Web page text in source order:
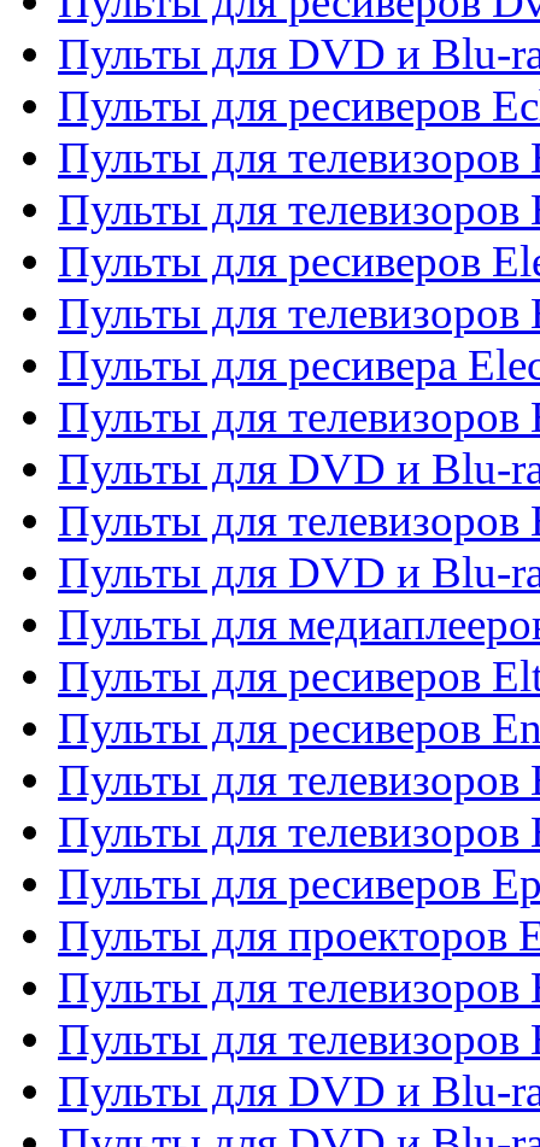
Пульты для DVD и Blu-
Пульты для ресиверов
Пульты для телевизоров
Пульты для телевизоров
Пульты для ресиверов
Пульты для телевизоров
Пульты для ресивера
Пульты для телевизоров
Пульты для DVD и Blu-
Пульты для телевизоров
Пульты для DVD и Blu-
Пульты для
Пульты для ресиверов
Пульты для ресиверов
Пульты для телевизоров
Пульты для телевизоров
Пульты для ресиверов
Пульты для проекторов
Пульты для телевизоров
Пульты для телевизоров
Пульты для DVD и Blu-